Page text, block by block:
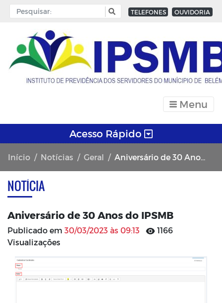
TELEFONES OUVIDORIA
Menu
Acesso Rápido
Início Notícias Geral Aniversário de 30 Anos do IPSMB
NOTÍCIA
Aniversário de 30 Anos do IPSMB
Publicado em 30/03/2023 às 09:13
1166
Visualizações